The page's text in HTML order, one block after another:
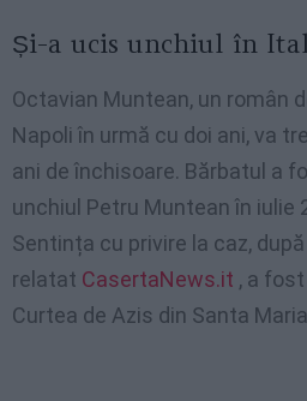
Și-a ucis unchiul în
Octavian Muntean, un român
Napoli în urmă cu doi ani, va
ani de închisoare. Bărbatul a
unchiul Petru Muntean în iulie
Sentința cu privire la caz,
relatat CasertaNews.it , a
Curtea de Azis din Santa